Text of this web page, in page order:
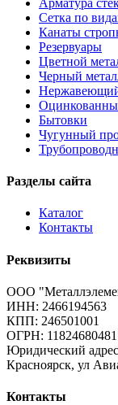
Арматура
Сетка по
Канаты
Резервуары
Цветной
Черный
Бытовки
Чугунный
Разделы сайта
Каталог
Контакты
Реквизиты
ООО
ИНН: 2466194563
КПП: 246501001
ОГРН:
Юридический
Красноярск, ул
Контакты